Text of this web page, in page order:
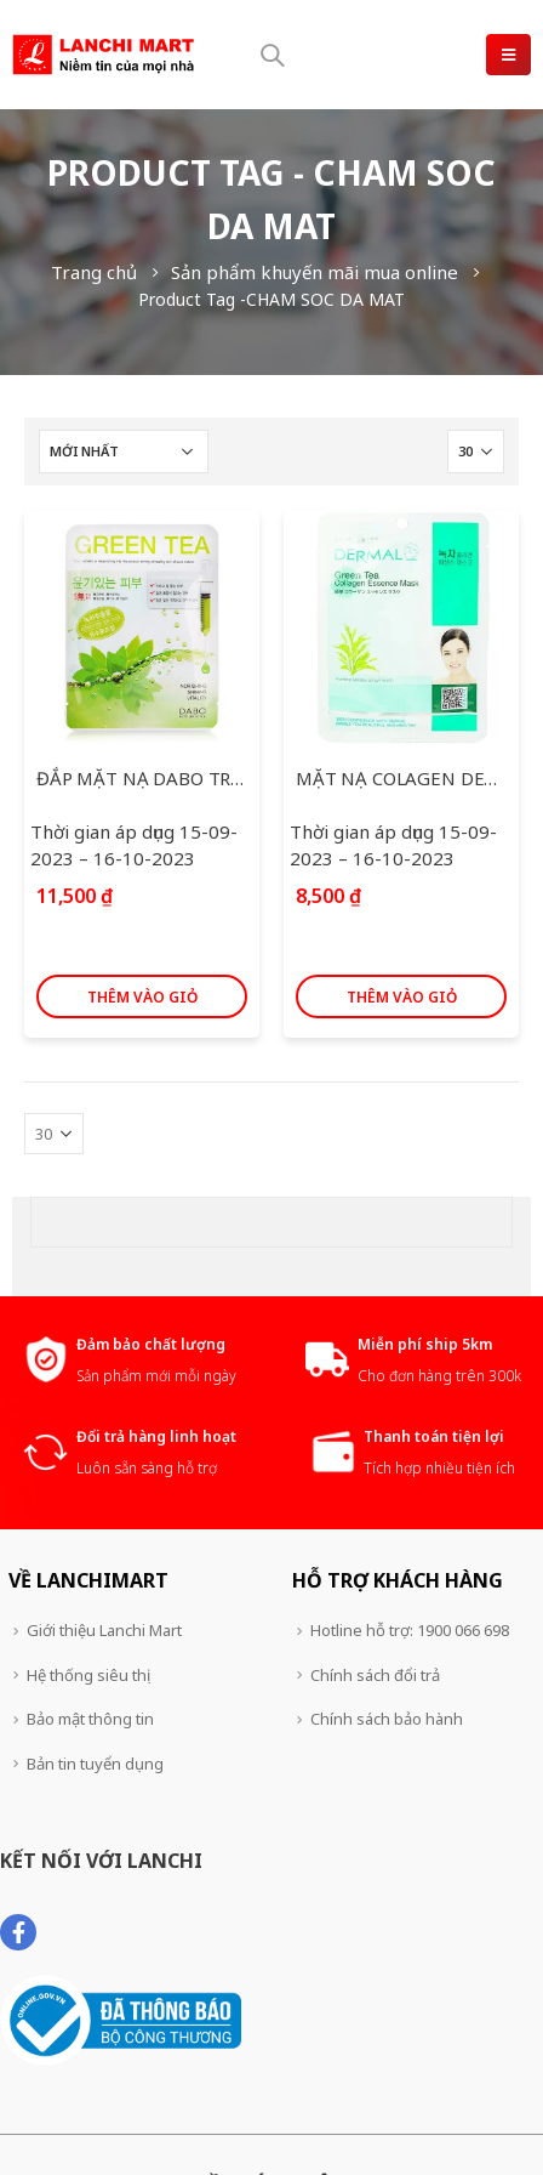
PRODUCT TAG - CHAM SOC
DA MAT
Trang chủ Sản phẩm khuyến mãi mua online
Product Tag -CHAM SOC DA MAT
ĐẮP MẶT NẠ DABO TRÀ XANH CAO CẤP HÀN QUỐC 20G+3G
Thời gian áp dụng 15-09-
2023 – 16-10-2023
11,500₫
THÊM VÀO GIỎ
MẶT NẠ COLAGEN DERMAL CHÈ XANH 23G
Thời gian áp dụng 15-09-
2023 – 16-10-2023
8,500₫
THÊM VÀO GIỎ
Đảm bảo chất lượng
Sản phẩm mới mỗi ngày
Miễn phí ship 5km
Cho đơn hàng trên 300k
Đổi trả hàng linh hoạt
Luôn sẵn sàng hỗ trợ
Thanh toán tiện lợi
Tích hợp nhiều tiện ích
VỀ LANCHIMART
Giới thiệu Lanchi Mart
Hệ thống siêu thị
Bảo mật thông tin
Bản tin tuyển dụng
HỖ TRỢ KHÁCH HÀNG
Hotline hỗ trợ: 1900 066 698
Chính sách đổi trả
Chính sách bảo hành
KẾT NỐI VỚI LANCHI